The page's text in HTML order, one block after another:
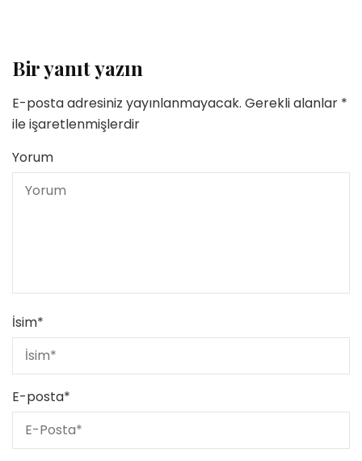
Bir yanıt yazın
E-posta adresiniz yayınlanmayacak. Gerekli alanlar *
ile işaretlenmişlerdir
Yorum
İsim*
E-posta*